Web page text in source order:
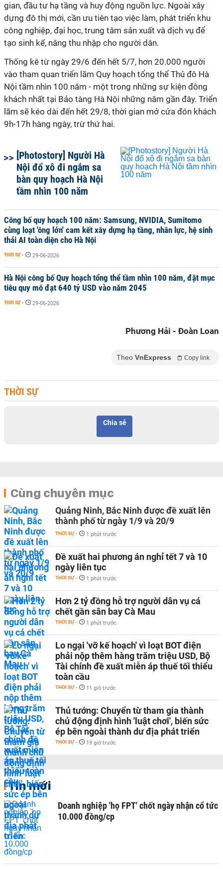
gian, đầu tư hạ tầng và huy động nguồn lực. Ngoài xây
dựng đô thị mới, cần ưu tiên tạo việc làm, phát triển khu
công nghiệp, đại học, trung tâm sản xuất và dịch vụ để
tạo sinh kế, nâng thu nhập cho người dân.
Thống kê từ ngày 29/6 đến hết 5/7, hơn 20.000 người
vào tham quan triển lãm Quy hoạch tổng thể Thủ đô Hà
Nội tầm nhìn 100 năm - một trong những sự kiện đông
khách nhất tại Bảo tàng Hà Nội những năm gần đây. Triển
lãm sẽ kéo dài đến hết 29/8, thời gian mở cửa đón khách
9h-17h hàng ngày, trừ thứ hai.
[Photostory] Người Hà
Nội đổ xô đi ngắm sa
bàn quy hoạch Hà Nội
tầm nhìn 100 năm
Công bố quy hoạch 100 năm: Samsung, NVIDIA, Sumitomo
cùng loạt 'ông lớn' cam kết xây dựng hạ tầng, nhân lực, hệ sinh
thái AI toàn diện cho Hà Nội
THỜI SỰ - 29-06-2026
Hà Nội công bố Quy hoạch tổng thể tầm nhìn 100 năm, đặt mục
tiêu quy mô đạt 640 tỷ USD vào năm 2045
THỜI SỰ - 29-06-2026
Phương Hải - Đoàn Loan
Theo VnExpress Copy link
THỜI SỰ
Chia sẻ
Cùng chuyên mục
Quảng Ninh, Bắc Ninh được đề xuất lên
thành phố từ ngày 1/9 và 20/9
THỜI SỰ - 1 phút trước
Đề xuất hai phương án nghỉ tết 7 và 10
ngày liên tục
THỜI SỰ - 1 phút trước
Hơn 2 tỷ đồng hỗ trợ người dân vụ cá
chết gần sân bay Cà Mau
THỜI SỰ - 1 phút trước
Lo ngại 'vỡ kế hoạch' vì loạt BOT điện
phải nộp thêm hàng trăm triệu USD, Bộ
Tài chính đề xuất miễn áp thuế tối thiểu
toàn cầu
THỜI SỰ - 11 giờ trước
Thủ tướng: Chuyển từ tham gia thành
chủ động định hình 'luật chơi', biến sức
ép bên ngoài thành dư địa phát triển
THỜI SỰ - 19 giờ trước
Tin mới
Doanh nghiệp 'họ FPT' chốt ngày nhận cổ tức
10.000 đồng/cp